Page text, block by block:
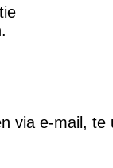
via e-mail, te